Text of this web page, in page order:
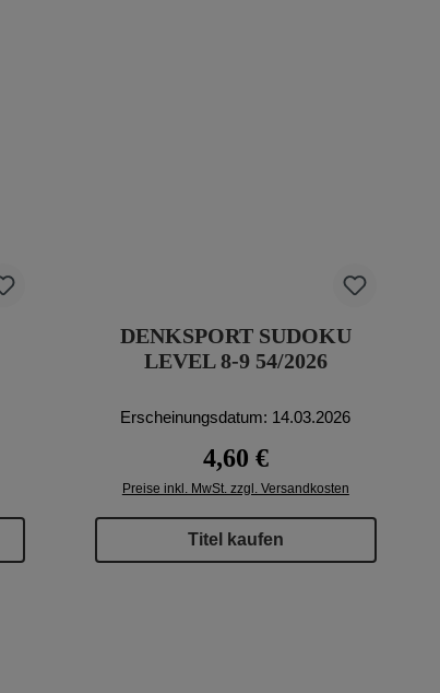
DENKSPORT SUDOKU
LEVEL 8-9 54/2026
Erscheinungsdatum: 14.03.2026
Regulärer Preis:
4,60 €
Preise inkl. MwSt. zzgl. Versandkosten
Titel kaufen